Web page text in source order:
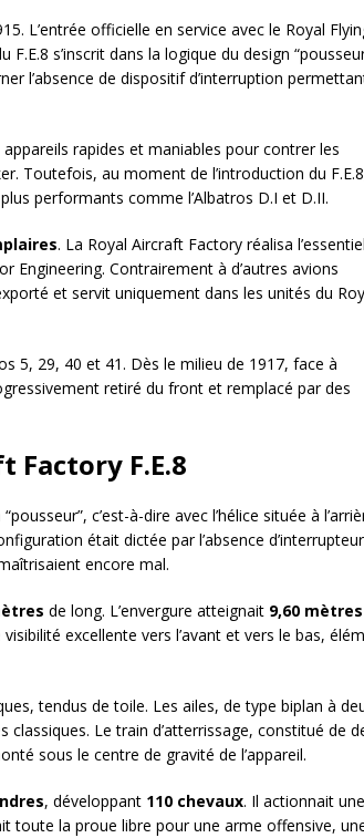
L’entrée officielle en service avec le Royal
s’inscrit dans la logique du design
l’absence de dispositif d’interruption
rapides et maniables pour contrer les
Toutefois, au moment de l’introduction du
performants comme l’Albatros D.I et D.II.
. La Royal Aircraft Factory réalisa
Engineering. Contrairement à d’autres avions
et servit uniquement dans les unités du
5, 29, 40 et 41. Dès le milieu de 1917, face à
retiré du front et remplacé par des
Factory F.E.8
c’est-à-dire avec l’hélice située à
était dictée par l’absence
encore mal.
de long. L’envergure atteignait 9,60 mètres
excellente vers l’avant et vers le bas,
tendus de toile. Les ailes, de type biplan à
Le train d’atterrissage, constitué de
sous le centre de gravité de l’appareil.
, développant 110 chevaux. Il actionnait une
toute la proue libre pour une arme offensive,